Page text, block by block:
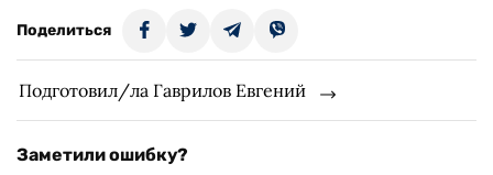
Поделиться
Подготовил/ла Гаврилов Евгений
Заметили ошибку?